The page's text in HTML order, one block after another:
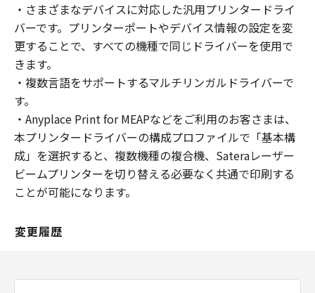
・さまざまなデバイスに対応した汎用プリンタードライ
バーです。プリンターポートやデバイス情報の設定を変
更することで、すべての機種で同じドライバーを使用で
きます。
・複数言語をサポートするマルチリンガルドライバーで
す。
・Anyplace Print for MEAPなどをご利用のお客さまは、
本プリンタードライバーの構成プロファイルで「基本構
成」を選択すると、複数機種の複合機、Sateraレーザー
ビームプリンターを切り替える必要なく共通で印刷する
ことが可能になります。
変更履歴